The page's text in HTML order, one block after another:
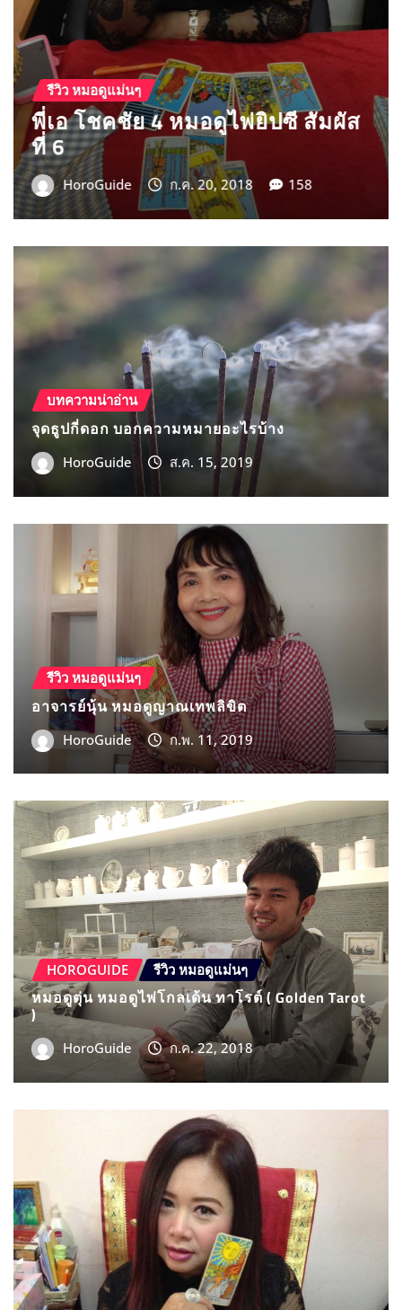
บทความน่าอ่าน
จุดธูปกี่ดอก บอกความหมายอะไรบ้าง
HoroGuide ส.ค. 15, 2019
รีวิว หมอดูแม่นๆ
อาจารย์นุ้น หมอดูญาณเทพลิขิต
ก.พ. 11, 2019
HOROGUIDE รีวิว หมอดูแม่นๆ
หมอดูตุ่น หมอดูไพ่โกลเด้น ทาโรต์ ( Golden Tarot
HoroGuide ก.ค. 22, 2018
รีวิว หมอดูแม่นๆ
พี่เอ โชคชัย 4 หมอดูไพ่ยิปซี สัมผัสที่ 6